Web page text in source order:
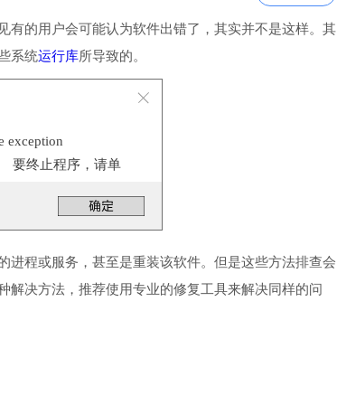
有的用户会可能认为软件出错了，其实并不是这样。其
系统运行库所导致的。
exception
要终止程序，请单
进程或服务，甚至是重装该软件。但是这些方法排查会
解决方法，推荐使用专业的修复工具来解决同样的问